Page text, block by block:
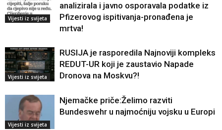
Vijesti iz svijeta
analizirala i javno osporavala podatke iz
Pfizerovog ispitivanja-pronađena je
mrtva!
Vijesti iz svijeta
RUSIJA je rasporedila Najnoviji kompleks
REDUT-UR koji je zaustavio Napade
Dronova na Moskvu?!
Vijesti iz svijeta
Njemačke priče:Želimo razviti
Bundeswehr u najmoćniju vojsku u Europi